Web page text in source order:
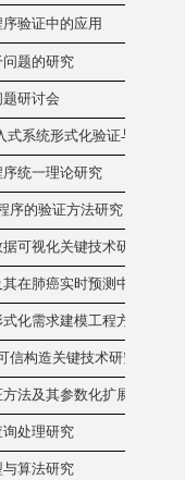
验证中的应用
题的研究
研讨会
系统形式化验证与分析
统一理论研究
序的验证方法研究
可视化关键技术研究
在肺癌实时预测中的研究
化需求建模工程方法
构造关键技术研究
法及其参数化扩展
处理研究
算法研究